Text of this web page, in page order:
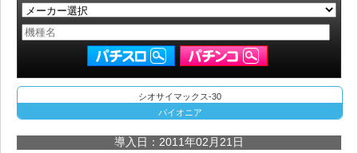
シオサイマックス-30
パイオニア
導入日：2011年02月21日